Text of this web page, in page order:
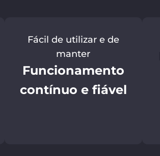
Fácil de utilizar e de
manter
Funcionamento
contínuo e fiável